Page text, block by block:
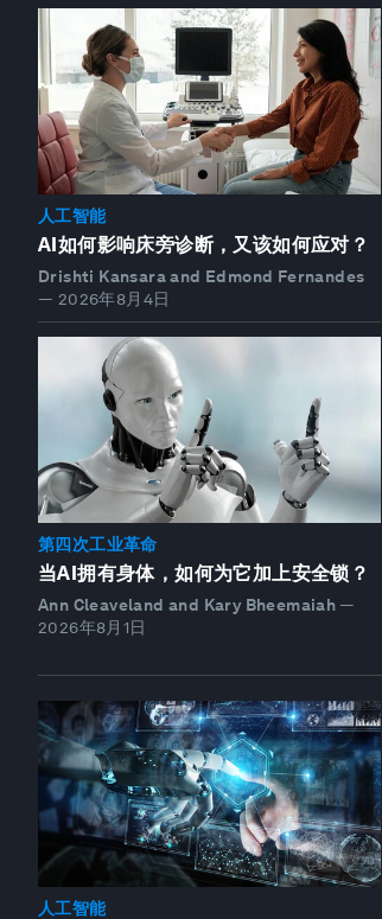
人工智能
AI如何影响床旁诊断，又该如何应对？
Drishti Kansara and Edmond Fernandes
— 2026年8月4日
第四次工业革命
当AI拥有身体，如何为它加上安全锁？
Ann Cleaveland and Kary Bheemaiah —
2026年8月1日
人工智能